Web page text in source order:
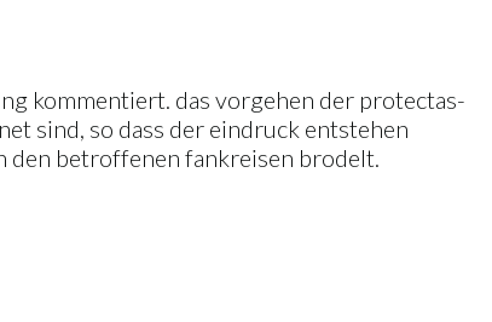
kommentiert. das vorgehen der protectas-
sind, so dass der eindruck entstehen
den betroffenen fankreisen brodelt.